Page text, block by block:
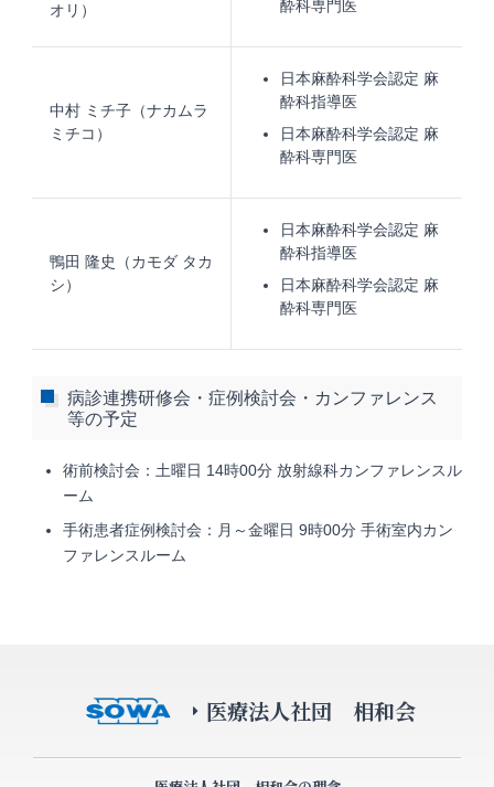
オリ） 酔科専門医
中村 ミチ子（ナカムラ
ミチコ）
日本麻酔科学会認定 麻
酔科指導医
日本麻酔科学会認定 麻
酔科専門医
鴨田 隆史（カモダ タカ
シ）
日本麻酔科学会認定 麻
酔科指導医
日本麻酔科学会認定 麻
酔科専門医
病診連携研修会・症例検討会・カンファレンス
等の予定
術前検討会：土曜日 14時00分 放射線科カンファレンスル
ーム
手術患者症例検討会：月～金曜日 9時00分 手術室内カン
ファレンスルーム
医療法人社団 相和会